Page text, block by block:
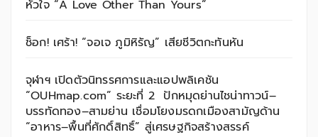
หัวใจ “A Love Other Than Yours”
ช็อก! เศร้า! “จอเจ ภูมิหิรัญ” เสียชีวิตกะทันหัน
จุฬาฯ เปิดตัวนิทรรศการและแอปพลิเคชัน
“OUHmap.com” ระยะที่ 2 ปักหมุดย่านไชน่าทาวน์–
บรรทัดทอง–สามย่าน เชื่อมโยงมรดกเมืองสามัญด้าน
“อาหาร–พื้นที่ศักดิ์สิทธิ์” สู่เศรษฐกิจสร้างสรรค์